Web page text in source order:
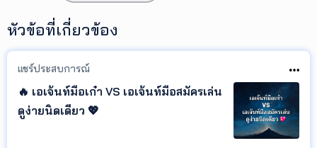
หัวข้อที่เกี่ยวข้อง
แชร์ประสบการณ์
🔥 เอเจ้นท์มือเก๋า VS เอเจ้นท์มือสมัครเล่น
ดูง่ายนิดเดียว 💖